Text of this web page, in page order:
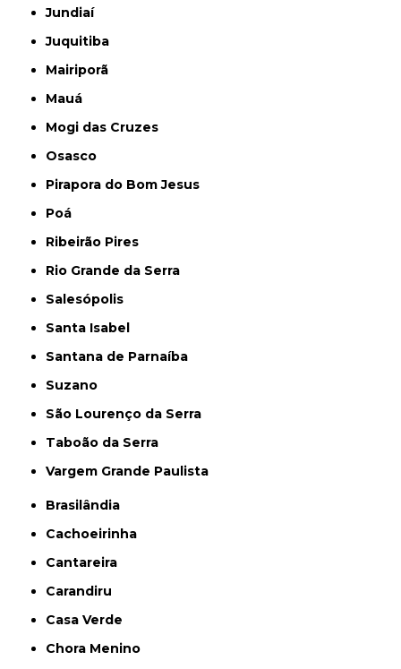
Jundiaí
Juquitiba
Mairiporã
Mauá
Mogi das Cruzes
Osasco
Pirapora do Bom Jesus
Poá
Ribeirão Pires
Rio Grande da Serra
Salesópolis
Santa Isabel
Santana de Parnaíba
Suzano
São Lourenço da Serra
Taboão da Serra
Vargem Grande Paulista
Brasilândia
Cachoeirinha
Cantareira
Carandiru
Casa Verde
Chora Menino